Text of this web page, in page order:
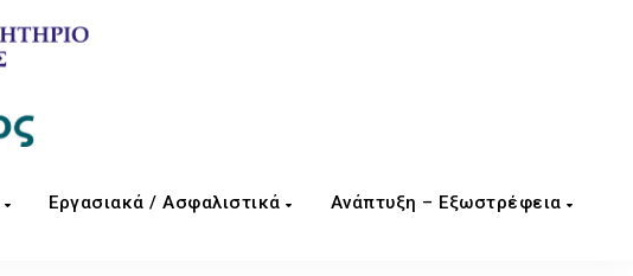
Εργασιακά / Ασφαλιστικά Ανάπτυξη – Εξωστρέφεια